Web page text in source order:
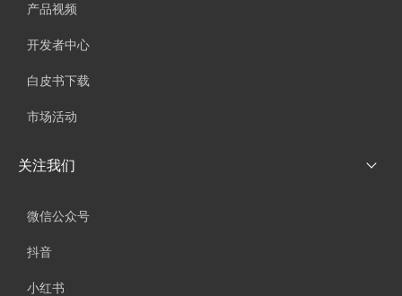
产品视频
开发者中心
白皮书下载
市场活动
关注我们
微信公众号
抖音
小红书